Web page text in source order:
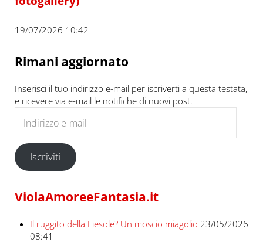
19/07/2026 10:42
Rimani aggiornato
Inserisci il tuo indirizzo e-mail per iscriverti a questa testata,
e ricevere via e-mail le notifiche di nuovi post.
Iscriviti
ViolaAmoreeFantasia.it
Il ruggito della Fiesole? Un moscio miagolio 23/05/2026
08:41